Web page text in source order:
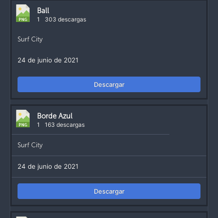
Ball
1 303 descargas
Surf City
24 de junio de 2021
Descargar
Borde Azul
1 163 descargas
Surf City
24 de junio de 2021
Descargar